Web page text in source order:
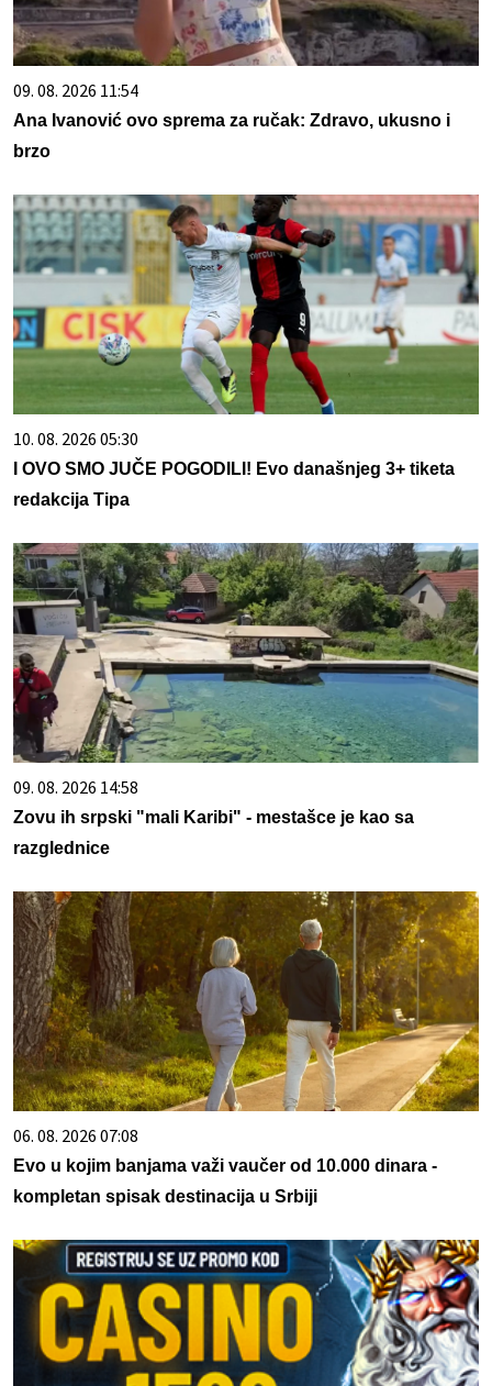
09. 08. 2026 11:54
Ana Ivanović ovo sprema za ručak: Zdravo, ukusno i
brzo
10. 08. 2026 05:30
I OVO SMO JUČE POGODILI! Evo današnjeg 3+ tiketa
redakcija Tipa
09. 08. 2026 14:58
Zovu ih srpski "mali Karibi" - mestašce je kao sa
razglednice
06. 08. 2026 07:08
Evo u kojim banjama važi vaučer od 10.000 dinara -
kompletan spisak destinacija u Srbiji